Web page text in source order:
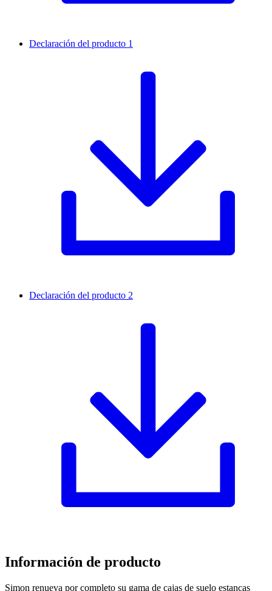
Declaración del producto 1
Declaración del producto 2
Información de producto
Simon renueva por completo su gama de cajas de suelo estancas